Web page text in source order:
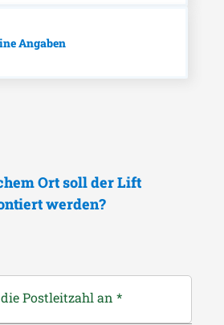
Angaben
Ort soll der Lift
werden?
Postleitzahl an *